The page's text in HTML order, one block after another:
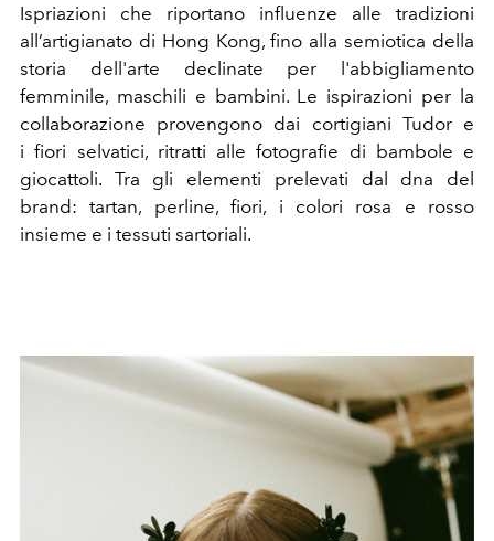
Ispriazioni che riportano influenze alle tradizioni
all’artigianato di Hong Kong, fino alla semiotica della
storia dell'arte declinate per l'abbigliamento
femminile, maschili e bambini. Le ispirazioni per la
collaborazione provengono dai cortigiani Tudor e
i fiori selvatici, ritratti alle fotografie di bambole e
giocattoli. Tra gli elementi prelevati dal dna del
brand: tartan, perline, fiori, i colori rosa e rosso
insieme e i tessuti sartoriali.